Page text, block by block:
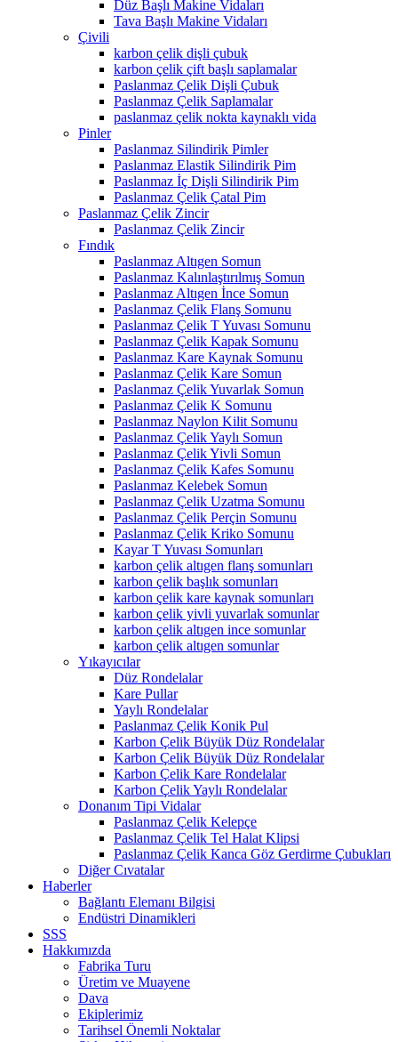
Düz Başlı Makine Vidaları
Tava Başlı Makine Vidaları
Çivili
karbon çelik dişli çubuk
karbon çelik çift başlı saplamalar
Paslanmaz Çelik Dişli Çubuk
Paslanmaz Çelik Saplamalar
paslanmaz çelik nokta kaynaklı vida
Pinler
Paslanmaz Silindirik Pimler
Paslanmaz Elastik Silindirik Pim
Paslanmaz İç Dişli Silindirik Pim
Paslanmaz Çelik Çatal Pim
Paslanmaz Çelik Zincir
Paslanmaz Çelik Zincir
Fındık
Paslanmaz Altıgen Somun
Paslanmaz Kalınlaştırılmış Somun
Paslanmaz Altıgen İnce Somun
Paslanmaz Çelik Flanş Somunu
Paslanmaz Çelik T Yuvası Somunu
Paslanmaz Çelik Kapak Somunu
Paslanmaz Kare Kaynak Somunu
Paslanmaz Çelik Kare Somun
Paslanmaz Çelik Yuvarlak Somun
Paslanmaz Çelik K Somunu
Paslanmaz Naylon Kilit Somunu
Paslanmaz Çelik Yaylı Somun
Paslanmaz Çelik Yivli Somun
Paslanmaz Çelik Kafes Somunu
Paslanmaz Kelebek Somun
Paslanmaz Çelik Uzatma Somunu
Paslanmaz Çelik Perçin Somunu
Paslanmaz Çelik Kriko Somunu
Kayar T Yuvası Somunları
karbon çelik altıgen flanş somunları
karbon çelik başlık somunları
karbon çelik kare kaynak somunları
karbon çelik yivli yuvarlak somunlar
karbon çelik altıgen ince somunlar
karbon çelik altıgen somunlar
Yıkayıcılar
Düz Rondelalar
Kare Pullar
Yaylı Rondelalar
Paslanmaz Çelik Konik Pul
Karbon Çelik Büyük Düz Rondelalar
Karbon Çelik Büyük Düz Rondelalar
Karbon Çelik Kare Rondelalar
Karbon Çelik Yaylı Rondelalar
Donanım Tipi Vidalar
Paslanmaz Çelik Kelepçe
Paslanmaz Çelik Tel Halat Klipsi
Paslanmaz Çelik Kanca Göz Gerdirme Çubukları
Diğer Cıvatalar
Haberler
Bağlantı Elemanı Bilgisi
Endüstri Dinamikleri
SSS
Hakkımızda
Fabrika Turu
Üretim ve Muayene
Dava
Ekiplerimiz
Tarihsel Önemli Noktalar